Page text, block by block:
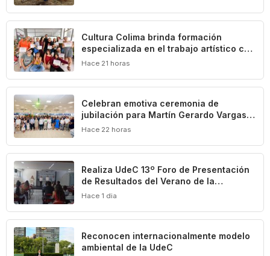
Cultura Colima brinda formación
especializada en el trabajo artístico con
las primeras infancias
Hace 21 horas
Celebran emotiva ceremonia de
jubilación para Martín Gerardo Vargas
Elizondo
Hace 22 horas
Realiza UdeC 13º Foro de Presentación
de Resultados del Verano de la
Investigación
Hace 1 dia
Reconocen internacionalmente modelo
ambiental de la UdeC